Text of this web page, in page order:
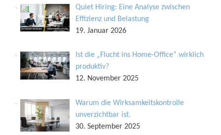
Quiet Hiring: Eine Analyse zwischen
Effizienz und Belastung
19. Januar 2026
Ist die „Flucht ins Home-Office“ wirklich
produktiv?
12. November 2025
Warum die Wirksamkeitskontrolle
unverzichtbar ist.
30. September 2025